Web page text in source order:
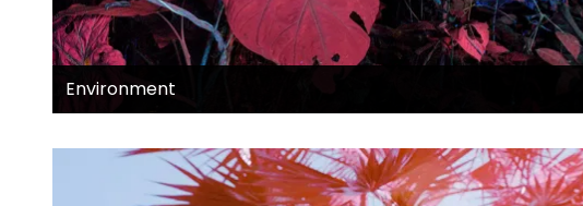
Environment